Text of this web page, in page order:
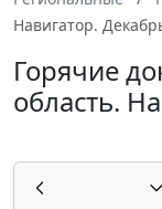
Навигатор.
Горячие
область.